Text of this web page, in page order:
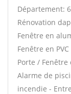
Département:
Rénovation
Fenêtre en
Fenêtre en
Porte /
Alarme de
incendie -